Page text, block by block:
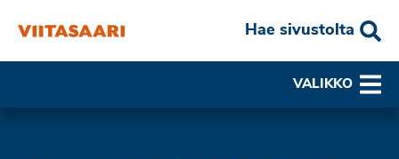
Hae sivustolta
VALIKKO